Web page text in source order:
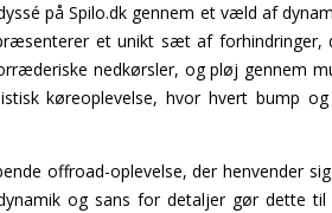
på Spilo.dk gennem et væld af
et unikt sæt af forhindringer,
nedkørsler, og pløj gennem
køreoplevelse, hvor hvert bump
offroad-oplevelse, der henvender
og sans for detaljer gør dette